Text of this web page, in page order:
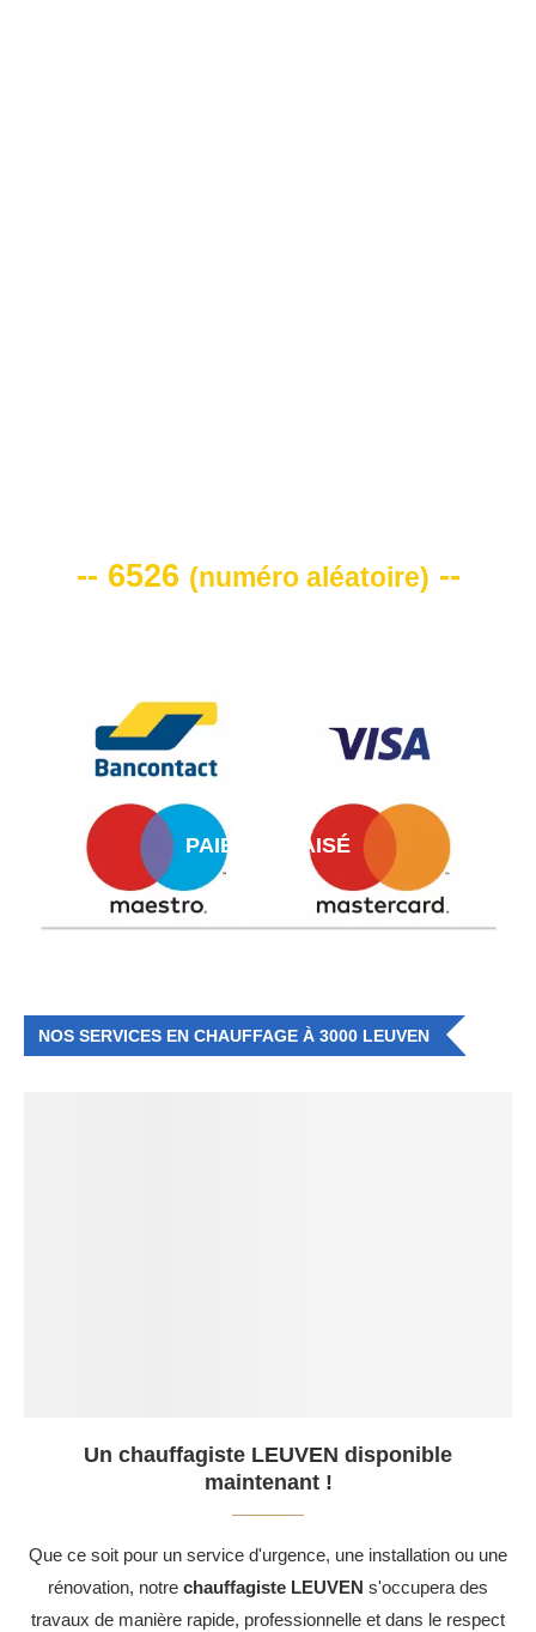
-- 6526 (numéro aléatoire) --
PAIEMENT AISÉ
NOS SERVICES EN CHAUFFAGE À 3000 LEUVEN
Un chauffagiste LEUVEN disponible
maintenant !
Que ce soit pour un service d'urgence, une installation ou une
rénovation, notre chauffagiste LEUVEN s'occupera des
travaux de manière rapide, professionnelle et dans le respect